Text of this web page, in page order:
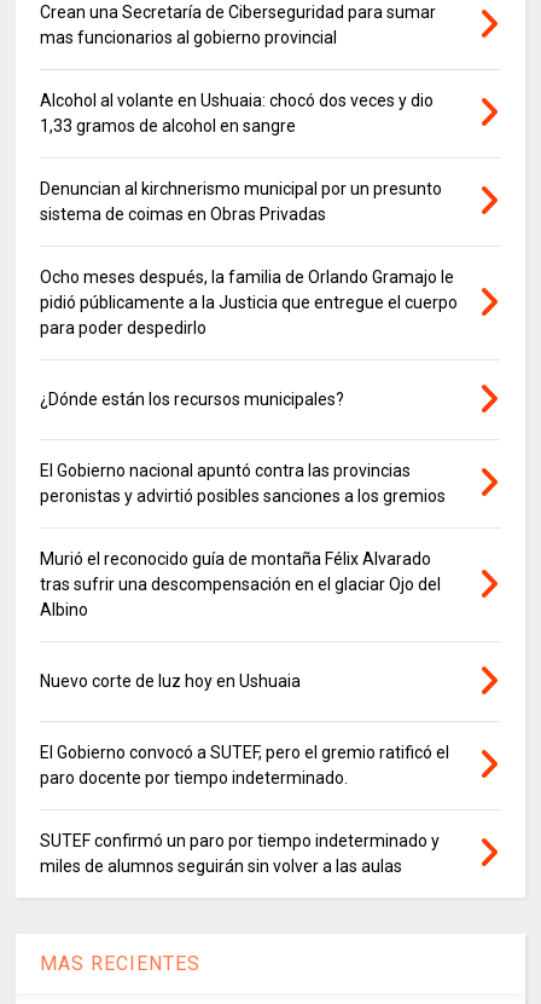
Crean una Secretaría de Ciberseguridad para sumar
mas funcionarios al gobierno provincial
Alcohol al volante en Ushuaia: chocó dos veces y dio
1,33 gramos de alcohol en sangre
Denuncian al kirchnerismo municipal por un presunto
sistema de coimas en Obras Privadas
Ocho meses después, la familia de Orlando Gramajo le
pidió públicamente a la Justicia que entregue el cuerpo
para poder despedirlo
¿Dónde están los recursos municipales?
El Gobierno nacional apuntó contra las provincias
peronistas y advirtió posibles sanciones a los gremios
Murió el reconocido guía de montaña Félix Alvarado
tras sufrir una descompensación en el glaciar Ojo del
Albino
Nuevo corte de luz hoy en Ushuaia
El Gobierno convocó a SUTEF, pero el gremio ratificó el
paro docente por tiempo indeterminado.
SUTEF confirmó un paro por tiempo indeterminado y
miles de alumnos seguirán sin volver a las aulas
MAS RECIENTES